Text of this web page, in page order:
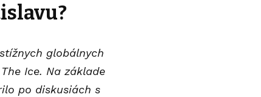
globálnych
Ice. Na základe
po diskusiách s